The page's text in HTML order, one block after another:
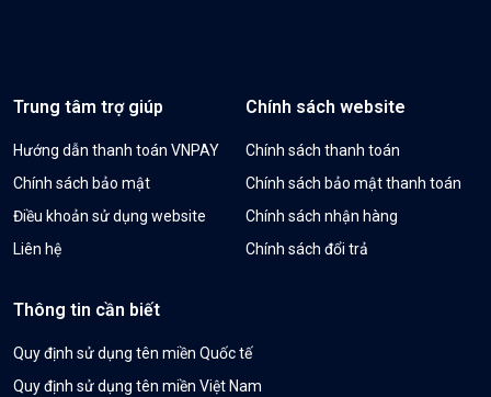
Trung tâm trợ giúp
Hướng dẫn thanh toán VNPAY
Chính sách bảo mật
Điều khoản sử dụng website
Liên hệ
Chính sách website
Chính sách thanh toán
Chính sách bảo mật thanh toán
Chính sách nhận hàng
Chính sách đổi trả
Thông tin cần biết
Quy định sử dụng tên miền Quốc tế
Quy định sử dụng tên miền Việt Nam